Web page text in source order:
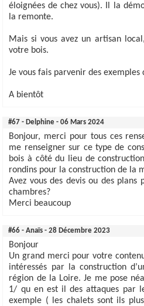
éloignées de chez vous). Il la
la remonte.
Mais si vous avez un artisan
votre bois.
Je vous fais parvenir des
A bientôt
#67 - Delphine - 06 Mars 2024
Bonjour, merci pour tous ces
me renseigner sur ce type de
bois à côté du lieu de
rondins pour la construction de la
Avez vous des devis ou des plans
chambres?
Merci beaucoup
#66 - Anaïs - 28 Décembre 2023
Bonjour
Un grand merci pour votre
intéressés par la construction
région de la Loire. Je me pose
1/ qu en est il des attaques par
exemple ( les chalets sont ils